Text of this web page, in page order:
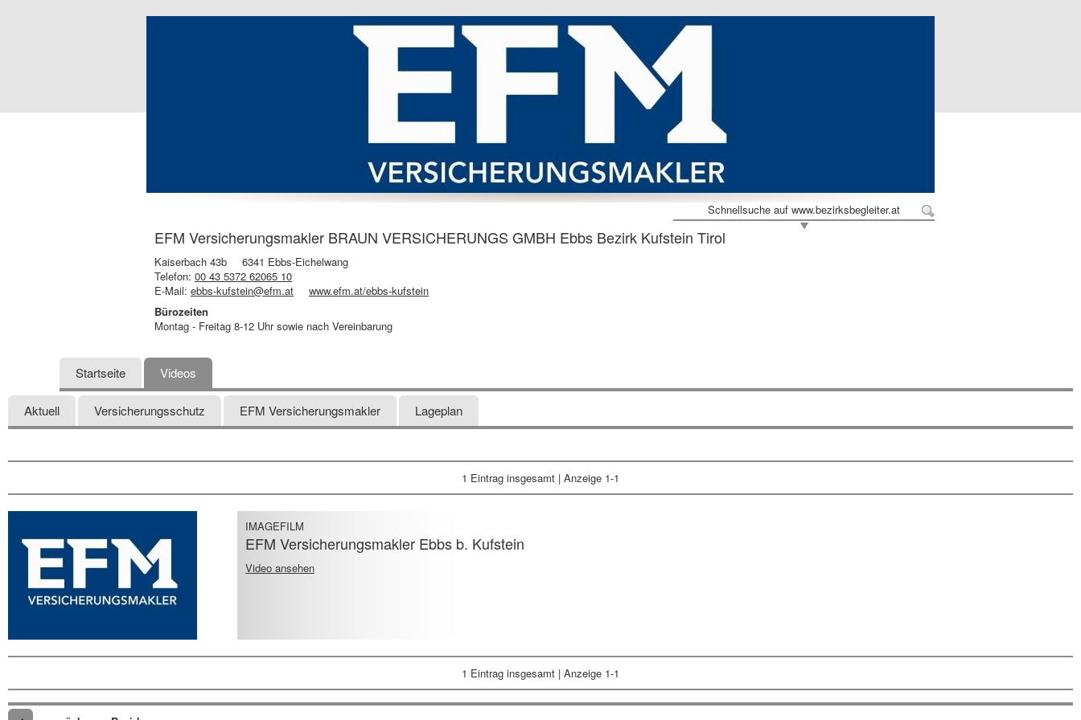
Schnellsuche auf www.bezirksbegleiter.at
EFM Versicherungsmakler BRAUN VERSICHERUNGS GMBH Ebbs Bezirk Kufstein Tirol
Kaiserbach 43b
6341 Ebbs-Eichelwang
Telefon: 00 43 5372 62065 10
E-Mail: ebbs-kufstein@efm.at
www.efm.at/ebbs-kufstein
Bürozeiten
Montag - Freitag 8-12 Uhr sowie nach Vereinbarung
Startseite Videos
Aktuell Versicherungsschutz EFM Versicherungsmakler Lageplan
1 Eintrag insgesamt | Anzeige 1-1
IMAGEFILM
EFM Versicherungsmakler Ebbs b. Kufstein
Video ansehen
1 Eintrag insgesamt | Anzeige 1-1